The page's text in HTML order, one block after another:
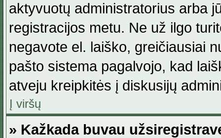
aktyvuotų administratorius arba
registracijos metu. Ne už ilgo
negavote el. laiško, greičiausiai
pašto sistema pagalvojo, kad
atveju kreipkitės į diskusijų
Į viršų
» Kažkada buvau